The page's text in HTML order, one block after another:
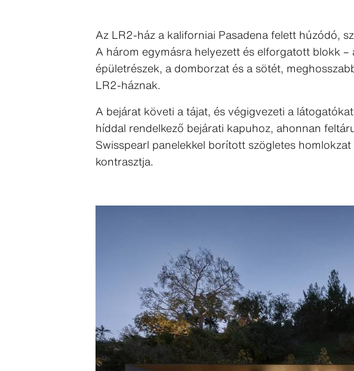
Az LR2-ház a kaliforniai Pasadena felett húzódó,
A három egymásra helyezett és elforgatott blokk
épületrészek, a domborzat és a sötét,
LR2-háznak.
A bejárat követi a tájat, és végigvezeti a
híddal rendelkező bejárati kapuhoz, ahonnan
Swisspearl panelekkel borított szögletes
kontrasztja.